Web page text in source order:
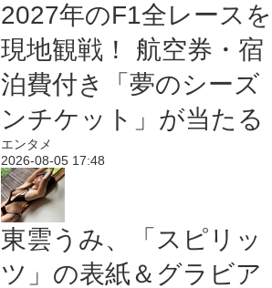
2027年のF1全レースを
現地観戦！ 航空券・宿
泊費付き「夢のシーズ
ンチケット」が当たる
エンタメ
2026-08-05 17:48
東雲うみ、「スピリッ
ツ」の表紙＆グラビア